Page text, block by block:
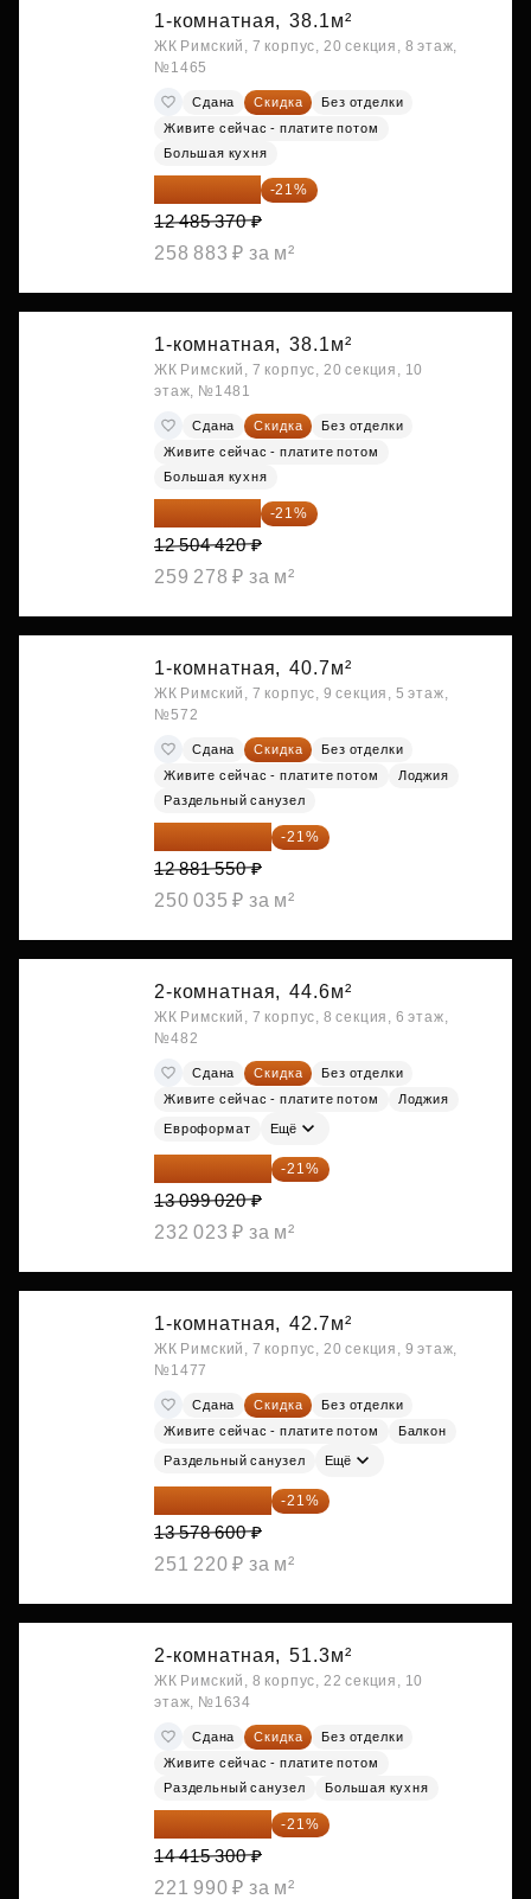
1-комнатная, 38.1м²
ЖК Римский, 7 корпус, 20 секция, 8 этаж,
№1465
Сдана Скидка
Без отделки
Живите сейчас - платите потом
Большая кухня
-21%
12 485 370 ₽
258 883 ₽ за м²
1-комнатная, 38.1м²
ЖК Римский, 7 корпус, 20 секция, 10
этаж, №1481
Сдана Скидка
Без отделки
Живите сейчас - платите потом
Большая кухня
-21%
12 504 420 ₽
259 278 ₽ за м²
1-комнатная, 40.7м²
ЖК Римский, 7 корпус, 9 секция, 5 этаж,
№572
Сдана Скидка
Без отделки
Живите сейчас - платите потом
Лоджия
Раздельный санузел
10 176 425 ₽ -21%
12 881 550 ₽
250 035 ₽ за м²
2-комнатная, 44.6м²
ЖК Римский, 7 корпус, 8 секция, 6 этаж,
№482
Сдана Скидка
Без отделки
Живите сейчас - платите потом
Лоджия
Евроформат Ещё
10 348 226 ₽ -21%
13 099 020 ₽
232 023 ₽ за м²
1-комнатная, 42.7м²
ЖК Римский, 7 корпус, 20 секция, 9 этаж,
№1477
Сдана Скидка
Без отделки
Живите сейчас - платите потом
Балкон
Раздельный санузел Ещё
10 727 094 ₽ -21%
13 578 600 ₽
251 220 ₽ за м²
2-комнатная, 51.3м²
ЖК Римский, 8 корпус, 22 секция, 10
этаж, №1634
Сдана Скидка
Без отделки
Живите сейчас - платите потом
Раздельный санузел
Большая кухня
11 388 087 ₽ -21%
14 415 300 ₽
221 990 ₽ за м²